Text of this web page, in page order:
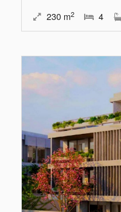
230 m2 4